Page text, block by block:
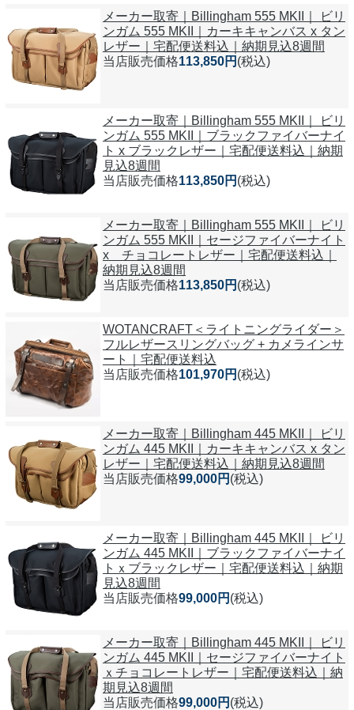
メーカー取寄｜Billingham 555 MKII｜ ビリ
ンガム 555 MKII｜カーキキャンバス x タン
レザー｜宅配便送料込｜納期見込8週間
当店販売価格113,850円 (税込)
メーカー取寄｜Billingham 555 MKII｜ ビリ
ンガム 555 MKII｜ブラックファイバーナイ
ト x ブラックレザー｜宅配便送料込｜納期
見込8週間
当店販売価格113,850円 (税込)
メーカー取寄｜Billingham 555 MKII｜ ビリ
ンガム 555 MKII｜セージファイバーナイト
x チョコレートレザー｜宅配便送料込｜
納期見込8週間
当店販売価格113,850円 (税込)
WOTANCRAFT＜ライトニングライダー＞
フルレザースリングバッグ + カメラインサ
ート｜宅配便送料込
当店販売価格101,970円 (税込)
メーカー取寄｜Billingham 445 MKII｜ ビリ
ンガム 445 MKII｜カーキキャンバス x タン
レザー｜宅配便送料込｜納期見込8週間
当店販売価格99,000円 (税込)
メーカー取寄｜Billingham 445 MKII｜ ビリ
ンガム 445 MKII｜ブラックファイバーナイ
トｘブラックレザー｜宅配便送料込｜納期
見込8週間
当店販売価格99,000円 (税込)
メーカー取寄｜Billingham 445 MKII｜ ビリ
ンガム 445 MKII｜セージファイバーナイト
ｘチョコレートレザー｜宅配便送料込｜納
期見込8週間
当店販売価格99,000円 (税込)